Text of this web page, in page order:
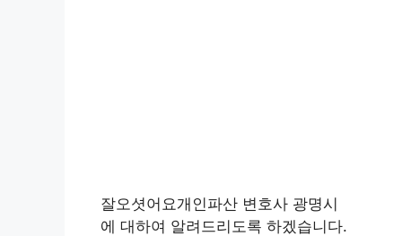
잘오셧어요개인파산 변호사 광명시
에 대하여 알려드리도록 하겠습니다.